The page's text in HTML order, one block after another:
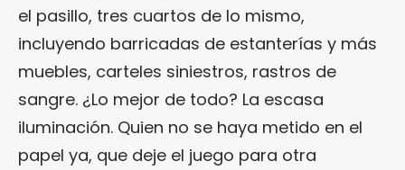
el pasillo, tres cuartos de lo mismo,
incluyendo barricadas de estanterías y más
muebles, carteles siniestros, rastros de
sangre. ¿Lo mejor de todo? La escasa
iluminación. Quien no se haya metido en el
papel ya, que deje el juego para otra